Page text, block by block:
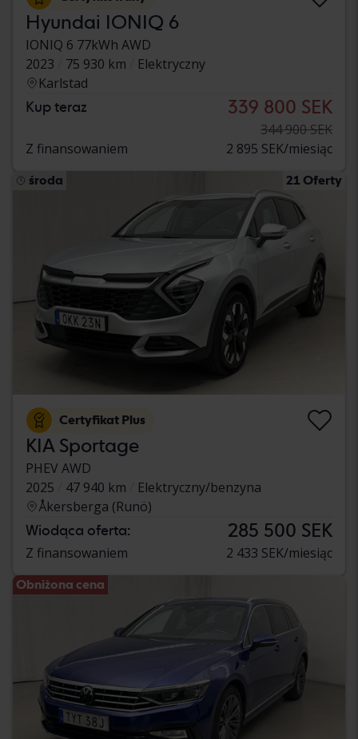
Hyundai IONIQ 6
IONIQ 6 77kWh AWD
2023
75 930 km
Elektryczny
Karlstad
Kup teraz 339 800 SEK
344 900 SEK
Z finansowaniem
2 895 SEK/miesiąc
środa 21 Oferty
Certyfikat Plus
KIA Sportage
PHEV AWD
2025
47 940 km
Elektryczny/benzyna
Åkersberga (Runö)
Wiodąca oferta: 285 500 SEK
Z finansowaniem 2 433 SEK/miesiąc
Obniżona cena